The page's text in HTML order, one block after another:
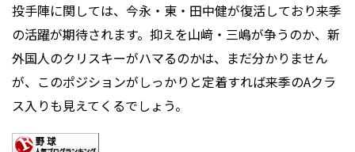
投手陣に関しては、今永・東・田中健が復活しており来季
の活躍が期待されます。抑えを山﨑・三嶋が争うのか、新
外国人のクリスキーがハマるのかは、まだ分かりません
が、このポジションがしっかりと定着すれば来季のAクラ
ス入りも見えてくるでしょう。